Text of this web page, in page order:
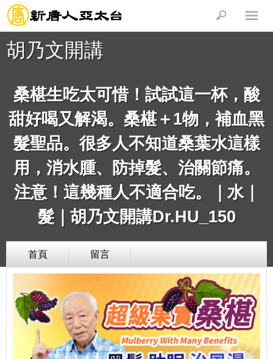
胡乃文開講
桑椹生吃太可惜！試試這一杯，酸
甜好喝又解渴。桑椹＋1物，補血黑
髮聖品。很多人不知道桑葉水這樣
用，消水腫、防掉髮、治關節痛。
注意！這幾種人不適合吃。｜水｜
髮｜胡乃文開講Dr.HU_150
首頁 留言